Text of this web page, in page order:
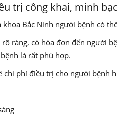
trị công khai, minh
Bắc Ninh người bệnh có
ràng, có hóa đơn đến người
là rất phù hợp.
chi phí điều trị cho người